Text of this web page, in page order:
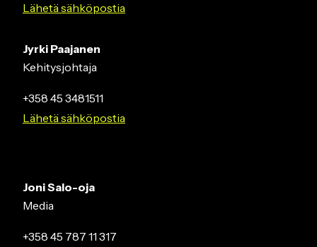
Lähetä sähköpostia
Jyrki Paajanen
Kehitysjohtaja
+358 45 3481511
Lähetä sähköpostia
Joni Salo-oja
Media
+358 45 787 11 317